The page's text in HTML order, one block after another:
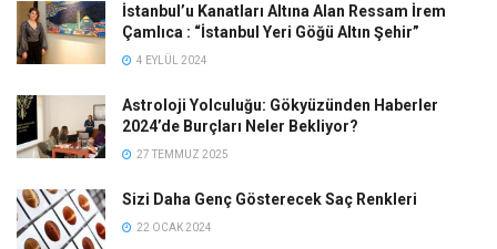
İstanbul’u Kanatları Altına Alan Ressam İrem
Çamlıca : “İstanbul Yeri Göğü Altın Şehir”
4 EYLÜL 2024
Astroloji Yolculuğu: Gökyüzünden Haberler
2024’de Burçları Neler Bekliyor?
27 TEMMUZ 2025
Sizi Daha Genç Gösterecek Saç Renkleri
22 OCAK 2024